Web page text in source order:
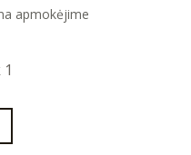
apmokėjime